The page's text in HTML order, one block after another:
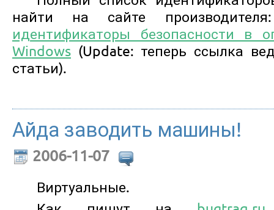
найти на сайте
идентификаторы безопасности в
Windows (Update: теперь ссылка
статьи).
Айда заводить машины!
2006-11-07
Виртуальные.